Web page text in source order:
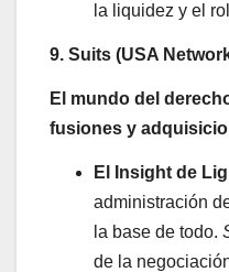
la liquidez y el
9. Suits (USA
El mundo del
fusiones y
El Insight de
administración
la base de todo.
de la